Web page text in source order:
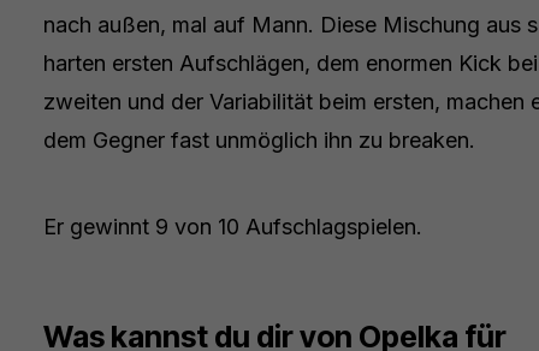
nach außen, mal auf Mann. Diese Mischung aus
harten ersten Aufschlägen, dem enormen Kick
zweiten und der Variabilität beim ersten, machen
dem Gegner fast unmöglich ihn zu breaken.
Er gewinnt 9 von 10 Aufschlagspielen.
Was kannst du dir von Opelka für